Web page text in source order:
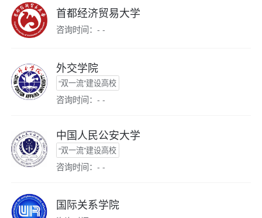
首都经济贸易大学
咨询时间：- -
外交学院
“双一流”建设高校
咨询时间：- -
中国人民公安大学
“双一流”建设高校
咨询时间：- -
国际关系学院